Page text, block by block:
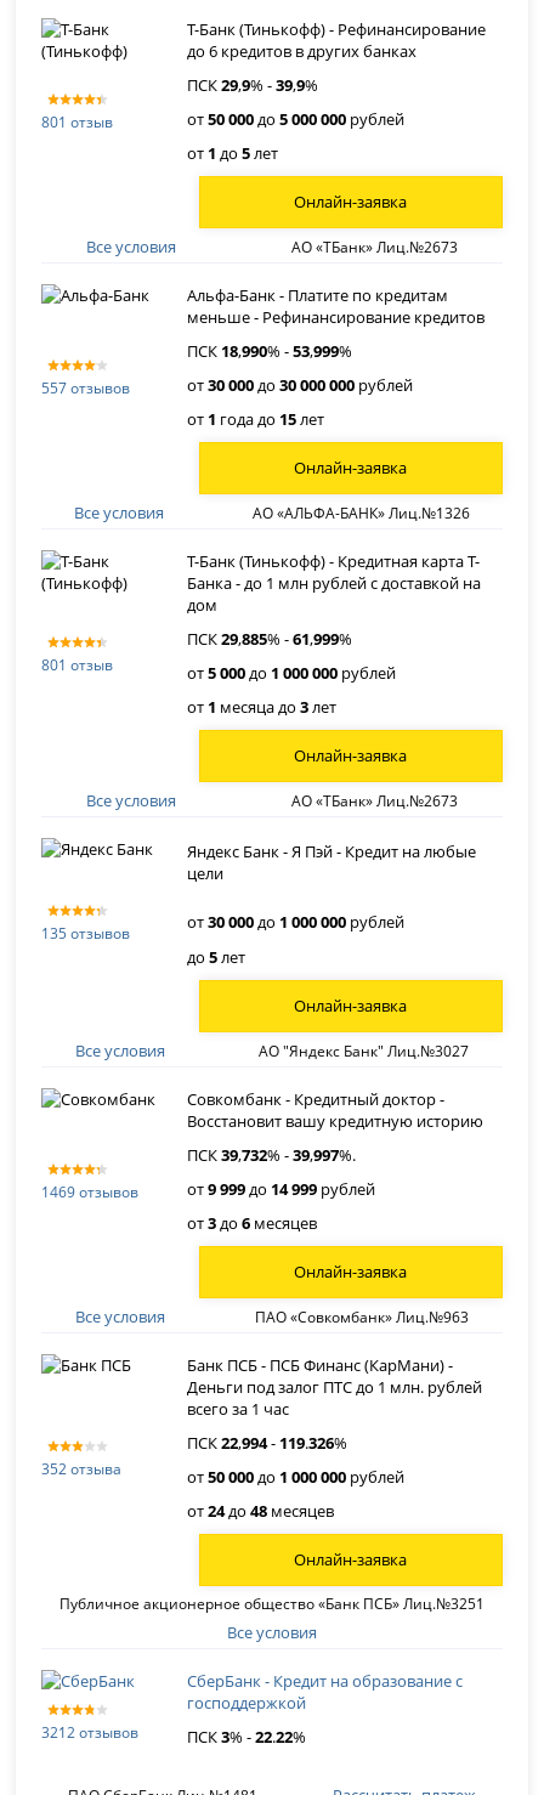
801 отзыв
Т-Банк (Тинькофф) - Рефинансирование
до 6 кредитов в других банках
ПСК29,9% -39,9%
от50 000до5 000 000 рублей
от 1 до5лет
Все условия АО «ТБанк» Лиц.№2673
Онлайн-заявка
557 отзывов
Альфа-Банк - Платите по кредитам
меньше - Рефинансирование кредитов
ПСК 18,990% -53,999%
от30 000до30 000 000 рублей
от 1 года до 15лет
Все условия АО «АЛЬФА-БАНК» Лиц.№1326
Онлайн-заявка
801 отзыв
Т-Банк (Тинькофф) - Кредитная карта Т-
Банка - до 1 млн рублей с доставкой на
дом
ПСК29,885% -61,999%
от5 000до 1 000 000 рублей
от 1 месяца до3лет
Все условия АО «ТБанк» Лиц.№2673
Онлайн-заявка
135 отзывов
Яндекс Банк - Я Пэй - Кредит на любые
цели
от30 000до 1 000 000 рублей
до5лет
Все условия АО "Яндекс Банк" Лиц.№3027
Онлайн-заявка
1469 отзывов
Совкомбанк - Кредитный доктор -
Восстановит вашу кредитную историю
ПСК39,732% -39,997%.
от9 999до 14 999 рублей
от3до6 месяцев
Все условия ПАО «Совкомбанк» Лиц.№963
Онлайн-заявка
352 отзыва
Банк ПСБ - ПСБ Финанс (КарМани) -
Деньги под залог ПТС до 1 млн. рублей
всего за 1 час
ПСК22,994- 119.326%
от50 000до 1 000 000 рублей
от24до48 месяцев
Все условия
Публичное акционерное общество «Банк ПСБ» Лиц.№3251
Онлайн-заявка
3212 отзывов
СберБанк - Кредит на образование с
господдержкой
ПСК3% -22.22%